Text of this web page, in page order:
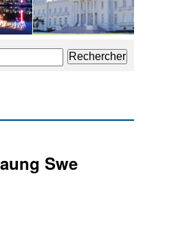
Rechercher
Swe